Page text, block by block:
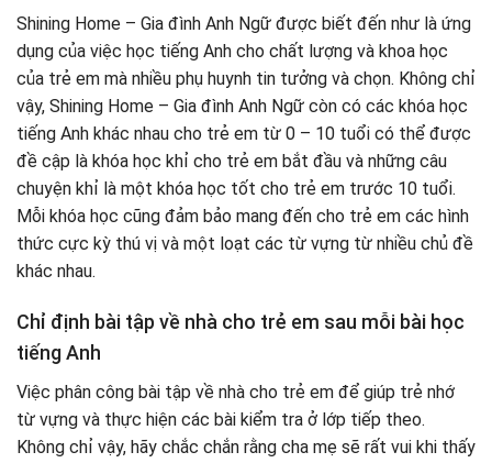
Shining Home – Gia đình Anh Ngữ được biết đến như là ứng
dụng của việc học tiếng Anh cho chất lượng và khoa học
của trẻ em mà nhiều phụ huynh tin tưởng và chọn. Không chỉ
vậy, Shining Home – Gia đình Anh Ngữ còn có các khóa học
tiếng Anh khác nhau cho trẻ em từ 0 – 10 tuổi có thể được
đề cập là khóa học khỉ cho trẻ em bắt đầu và những câu
chuyện khỉ là một khóa học tốt cho trẻ em trước 10 tuổi.
Mỗi khóa học cũng đảm bảo mang đến cho trẻ em các hình
thức cực kỳ thú vị và một loạt các từ vựng từ nhiều chủ đề
khác nhau.
Chỉ định bài tập về nhà cho trẻ em sau mỗi bài học
tiếng Anh
Việc phân công bài tập về nhà cho trẻ em để giúp trẻ nhớ
từ vựng và thực hiện các bài kiểm tra ở lớp tiếp theo.
Không chỉ vậy, hãy chắc chắn rằng cha mẹ sẽ rất vui khi thấy